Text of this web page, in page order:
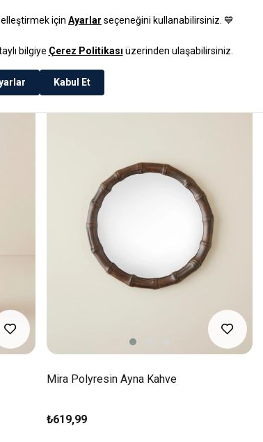
Mira Polyresin Ayna Kahve
₺619,99